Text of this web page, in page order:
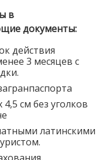
в
документы:
действия
3 месяцев с
см без уголков
латинскими